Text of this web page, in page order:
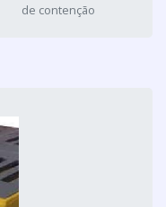
de contenção